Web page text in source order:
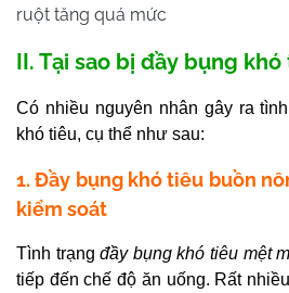
ruột tăng quá mức
II. Tại sao bị đầy bụng khó
Có nhiều nguyên nhân gây ra
khó tiêu, cụ thể như sau:
1. Đầy bụng khó tiêu buồn
kiểm soát
Tình trạngđầy bụng khó tiêu mệt
tiếp đến chế độ ăn uống. Rất